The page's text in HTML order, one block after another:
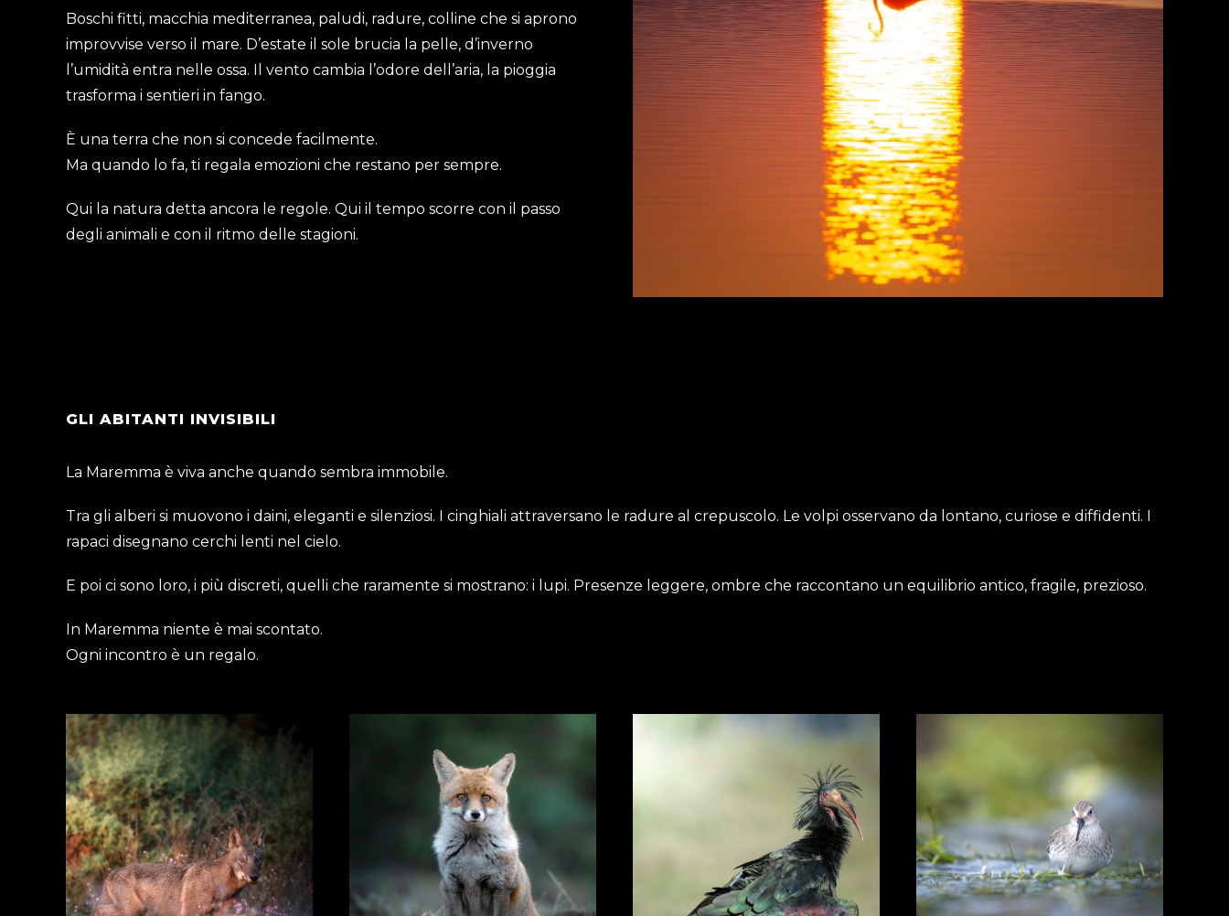
Boschi fitti, macchia mediterranea, paludi, radure, colline che si aprono
improvvise verso il mare. D’estate il sole brucia la pelle, d’inverno
l’umidità entra nelle ossa. Il vento cambia l’odore dell’aria, la pioggia
trasforma i sentieri in fango.
È una terra che non si concede facilmente.
Ma quando lo fa, ti regala emozioni che restano per sempre.
Qui la natura detta ancora le regole. Qui il tempo scorre con il passo
degli animali e con il ritmo delle stagioni.
GLI ABITANTI INVISIBILI
La Maremma è viva anche quando sembra immobile.
Tra gli alberi si muovono i daini, eleganti e silenziosi. I cinghiali attraversano le radure al crepuscolo. Le volpi osservano da lontano, curiose e diffidenti. I
rapaci disegnano cerchi lenti nel cielo.
E poi ci sono loro, i più discreti, quelli che raramente si mostrano: i lupi. Presenze leggere, ombre che raccontano un equilibrio antico, fragile, prezioso.
In Maremma niente è mai scontato.
Ogni incontro è un regalo.